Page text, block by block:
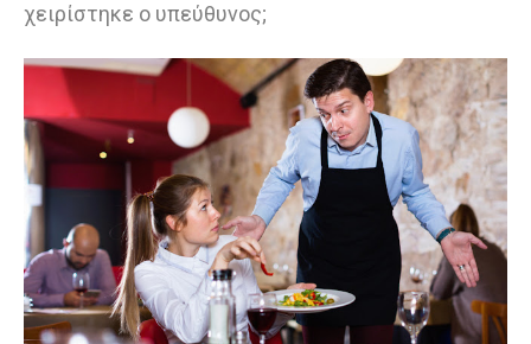
χειρίστηκε ο υπεύθυνος;